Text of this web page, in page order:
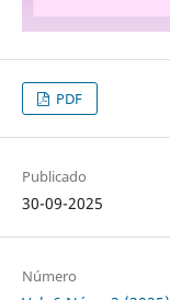
PDF
Publicado
30-09-2025
Número